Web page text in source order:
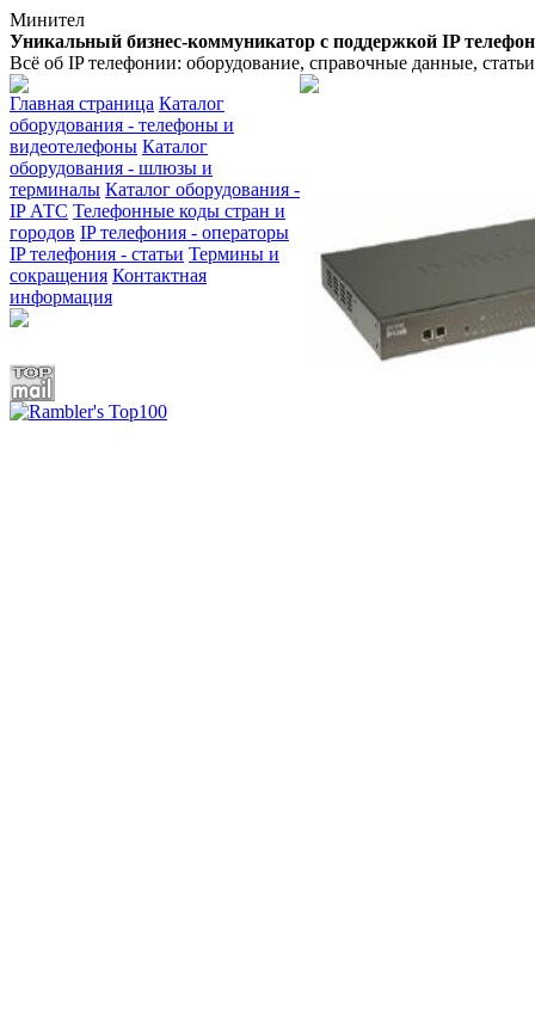
Минител
Уникальный бизнес-коммуникатор с поддержкой IP
Всё об IP телефонии: оборудование, справочные данные,
Главная страница Каталог
оборудования - телефоны и
видеотелефоны Каталог
оборудования - шлюзы и
терминалы Каталог оборудования -
IP АТС Телефонные коды стран и
городов IP телефония - операторы
IP телефония - статьи Термины и
сокращения Контактная
информация